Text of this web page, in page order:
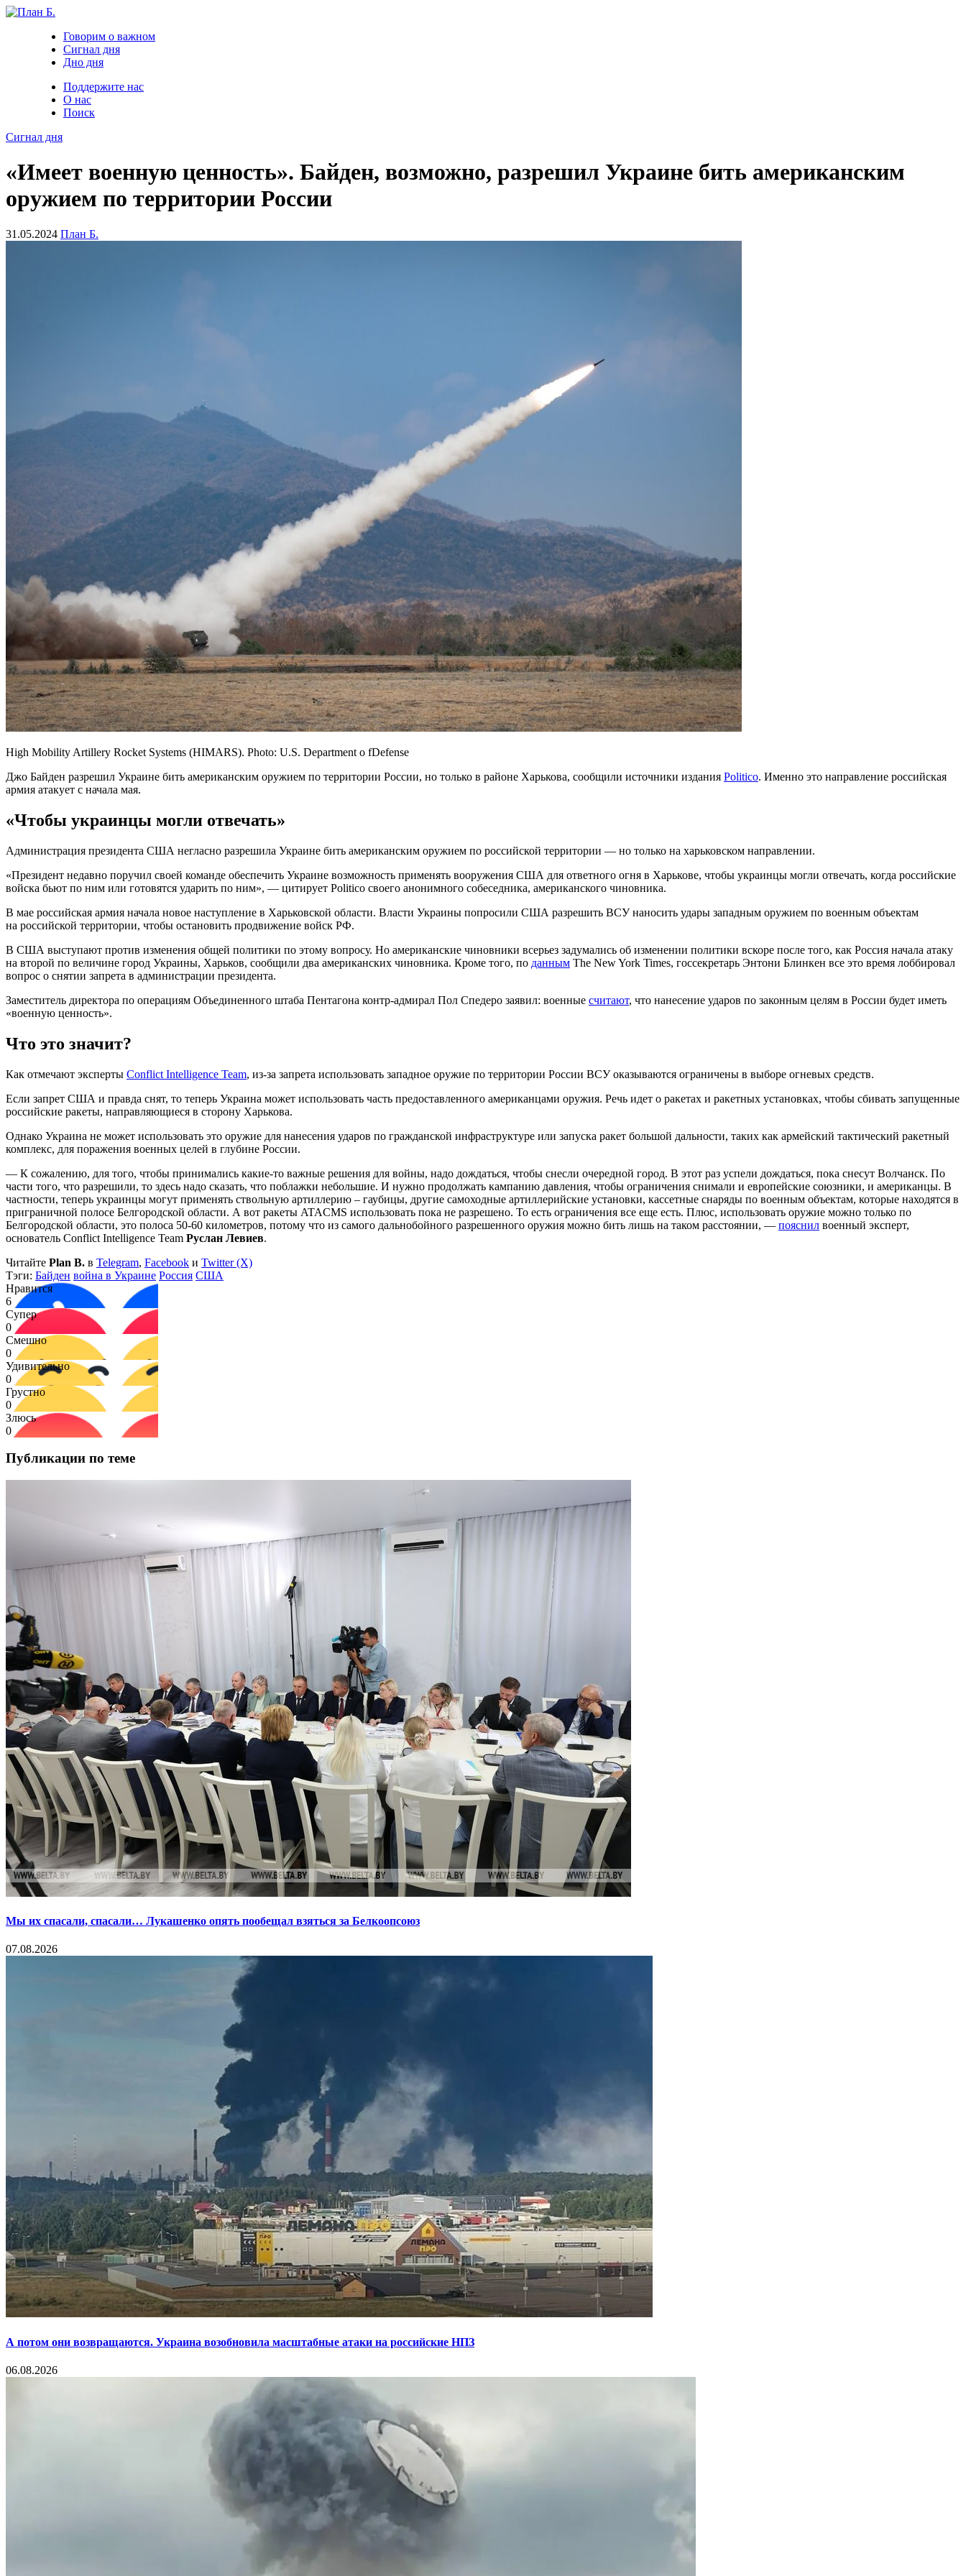
Говорим о важном
Сигнал дня
Дно дня
Поддержите нас
О нас
Поиск
Сигнал дня
«Имеет военную ценность». Байден, возможно, разрешил Украине бить американским
оружием по территории России
31.05.2024 План Б.
High Mobility Artillery Rocket Systems (HIMARS). Photo: U.S. Department o fDefense
Джо Байден разрешил Украине бить американским оружием по территории России, но только в районе Харькова, сообщили источники издания Politico. Именно это направление российская
армия атакует с начала мая.
«Чтобы украинцы могли отвечать»
Администрация президента США негласно разрешила Украине бить американским оружием по российской территории — но только на харьковском направлении.
«Президент недавно поручил своей команде обеспечить Украине возможность применять вооружения США для ответного огня в Харькове, чтобы украинцы могли отвечать, когда российские
войска бьют по ним или готовятся ударить по ним», — цитирует Politico своего анонимного собеседника, американского чиновника.
В мае российская армия начала новое наступление в Харьковской области. Власти Украины попросили США разрешить ВСУ наносить удары западным оружием по военным объектам
на российской территории, чтобы остановить продвижение войск РФ.
В США выступают против изменения общей политики по этому вопросу. Но американские чиновники всерьез задумались об изменении политики вскоре после того, как Россия начала атаку
на второй по величине город Украины, Харьков, сообщили два американских чиновника. Кроме того, по данным The New York Times, госсекретарь Энтони Блинкен все это время лоббировал
вопрос о снятии запрета в администрации президента.
Заместитель директора по операциям Объединенного штаба Пентагона контр-адмирал Пол Спедеро заявил: военные считают, что нанесение ударов по законным целям в России будет иметь
«военную ценность».
Что это значит?
Как отмечают эксперты Conflict Intelligence Team, из-за запрета использовать западное оружие по территории России ВСУ оказываются ограничены в выборе огневых средств.
Если запрет США и правда снят, то теперь Украина может использовать часть предоставленного американцами оружия. Речь идет о ракетах и ракетных установках, чтобы сбивать запущенные
российские ракеты, направляющиеся в сторону Харькова.
Однако Украина не может использовать это оружие для нанесения ударов по гражданской инфраструктуре или запуска ракет большой дальности, таких как армейский тактический ракетный
комплекс, для поражения военных целей в глубине России.
— К сожалению, для того, чтобы принимались какие-то важные решения для войны, надо дождаться, чтобы снесли очередной город. В этот раз успели дождаться, пока снесут Волчанск. По
части того, что разрешили, то здесь надо сказать, что поблажки небольшие. И нужно продолжать кампанию давления, чтобы ограничения снимали и европейские союзники, и американцы. В
частности, теперь украинцы могут применять ствольную артиллерию – гаубицы, другие самоходные артиллерийские установки, кассетные снаряды по военным объектам, которые находятся в
приграничной полосе Белгородской области. А вот ракеты ATACMS использовать пока не разрешено. То есть ограничения все еще есть. Плюс, использовать оружие можно только по
Белгородской области, это полоса 50-60 километров, потому что из самого дальнобойного разрешенного оружия можно бить лишь на таком расстоянии, — пояснил военный эксперт,
основатель Conflict Intelligence Team Руслан Левиев.
Читайте Plan B. в Telegram, Facebook и Twitter (X)
Тэги: Байден война в Украине Россия США
Нравится
6
Супер
0
Смешно
0
Удивительно
0
Грустно
0
Злюсь
0
Публикации по теме
Мы их спасали, спасали… Лукашенко опять пообещал взяться за Белкоопсоюз
07.08.2026
А потом они возвращаются. Украина возобновила масштабные атаки на российские НПЗ
06.08.2026